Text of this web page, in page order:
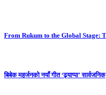
From Rukum to the Global Stage:
बिबेक महर्जनको नयाँ गीत ‘ढ्याप्पा’ सार्वजनिक